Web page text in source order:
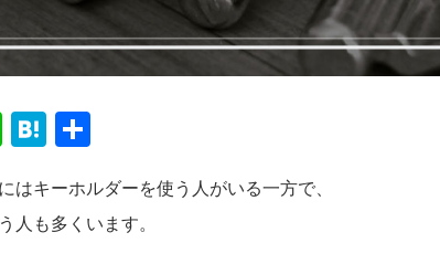
Li
e
H
e
n
はキーホルダーを使う人がいる一方で、
人も多くいます。